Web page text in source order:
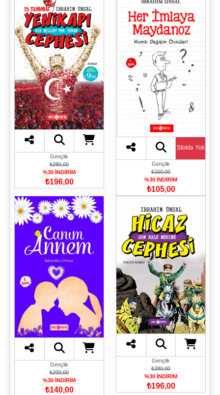
Gençlik
₺280,00
%30 İNDİRİM
₺196,00
Stokta Yok
Gençlik
₺150,00
%30 İNDİRİM
₺105,00
Gençlik
₺200,00
%30 İNDİRİM
₺140,00
Gençlik
₺280,00
%30 İNDİRİM
₺196,00